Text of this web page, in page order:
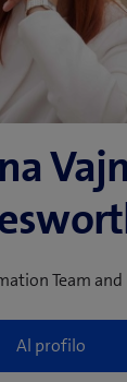
Team and